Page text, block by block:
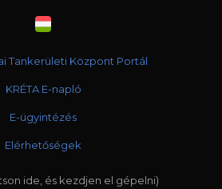
Tankerületi Központ Portál
KRÉTA E-napló
E-ügyintézés
Elérhetőségek